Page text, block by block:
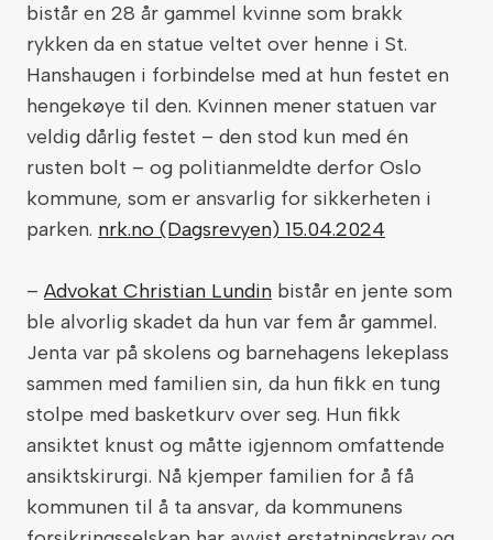
bistår en 28 år gammel kvinne som brakk
rykken da en statue veltet over henne i St.
Hanshaugen i forbindelse med at hun festet en
hengekøye til den. Kvinnen mener statuen var
veldig dårlig festet – den stod kun med én
rusten bolt – og politianmeldte derfor Oslo
kommune, som er ansvarlig for sikkerheten i
parken. nrk.no (Dagsrevyen) 15.04.2024
– Advokat Christian Lundin bistår en jente som
ble alvorlig skadet da hun var fem år gammel.
Jenta var på skolens og barnehagens lekeplass
sammen med familien sin, da hun fikk en tung
stolpe med basketkurv over seg. Hun fikk
ansiktet knust og måtte igjennom omfattende
ansiktskirurgi. Nå kjemper familien for å få
kommunen til å ta ansvar, da kommunens